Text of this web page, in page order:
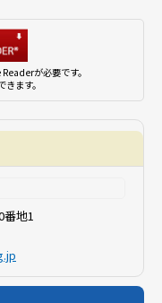
が必要です。
ます。
地1